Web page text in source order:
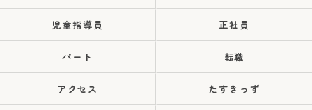
児童指導員 正社員
パート 転職
アクセス たすきっず